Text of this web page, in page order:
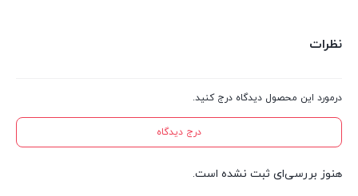
نظرات
درمورد این محصول دیدگاه درج کنید.
درج دیدگاه
هنوز بررسی‌ای ثبت نشده است.